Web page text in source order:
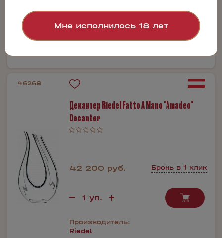
Производитель:
Riedel
46268
Декантер Riedel Fatto A Mano "Amadeo"
Decanter
42 200 руб. Бронь в 1 клик
Производитель:
Riedel
Мне исполнилось 18 лет